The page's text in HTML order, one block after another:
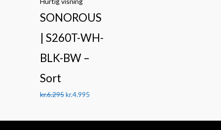
SONOROUS
| S260T-WH-
BLK-BW –
Sort
kr.6.295kr.4.995